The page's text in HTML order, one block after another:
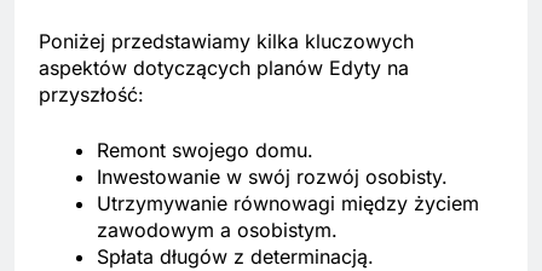
Poniżej przedstawiamy kilka kluczowych
aspektów dotyczących planów Edyty na
przyszłość:
Remont swojego domu.
Inwestowanie w swój rozwój osobisty.
Utrzymywanie równowagi między życiem
zawodowym a osobistym.
Spłata długów z determinacją.